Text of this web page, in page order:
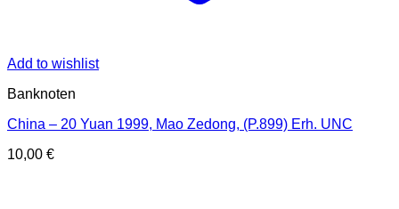
Add to wishlist
Banknoten
China – 20 Yuan 1999, Mao Zedong, (P.899) Erh. UNC
10,00 €